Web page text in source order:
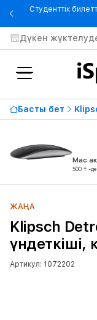
Студенттік
Дүкен
Басты бет
Mac
500 ₸ -
ЖАҢА
Klipsch
үндеткіші,
Артикул: 1072202